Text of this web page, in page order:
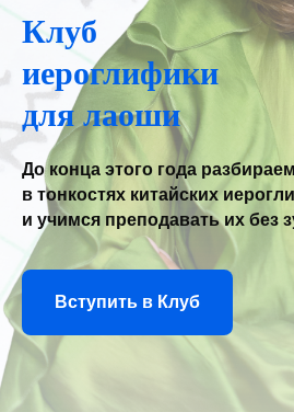
Клуб
иероглифики
для лаоши
До конца этого года
в тонкостях китайских
и учимся преподавать их без
Вступить в Клуб